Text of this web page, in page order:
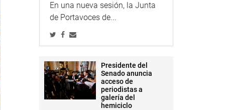
En una nueva sesión, la Junta
de Portavoces de...
Presidente del
Senado anuncia
acceso de
periodistas a
galería del
hemiciclo